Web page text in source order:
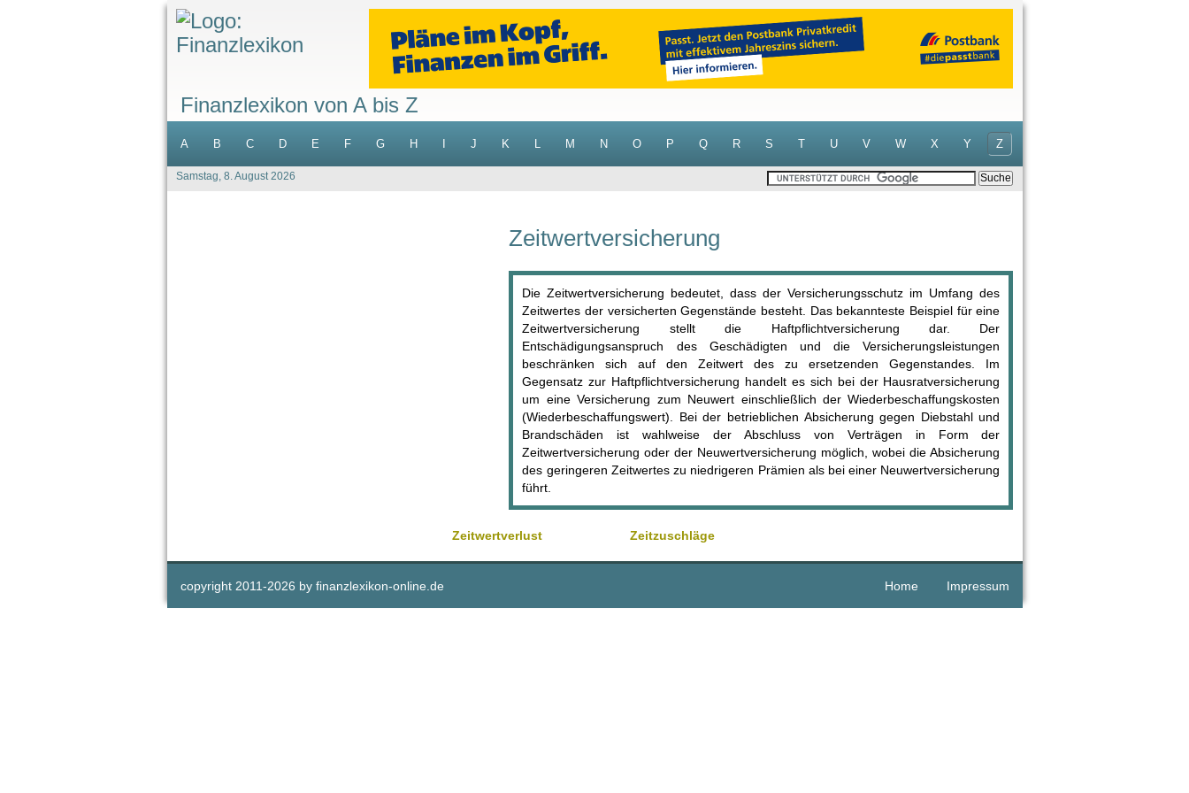
Finanzlexikon von A bis Z
A B C D E F G H J K L M N O P Q R S T U V W X Y Z
Samstag, 8. August 2026
Zeitwertversicherung
Die Zeitwertversicherung bedeutet, dass der Versicherungsschutz im Umfang des
Zeitwertes der versicherten Gegenstände besteht. Das bekannteste Beispiel für eine
Zeitwertversicherung stellt die Haftpflichtversicherung dar. Der
Entschädigungsanspruch des Geschädigten und die Versicherungsleistungen
beschränken sich auf den Zeitwert des zu ersetzenden Gegenstandes. Im
Gegensatz zur Haftpflichtversicherung handelt es sich bei der Hausratversicherung
um eine Versicherung zum Neuwert einschließlich der Wiederbeschaffungskosten
(Wiederbeschaffungswert). Bei der betrieblichen Absicherung gegen Diebstahl und
Brandschäden ist wahlweise der Abschluss von Verträgen in Form der
Zeitwertversicherung oder der Neuwertversicherung möglich, wobei die Absicherung
des geringeren Zeitwertes zu niedrigeren Prämien als bei einer Neuwertversicherung
führt.
Zeitwertverlust Zeitzuschläge
copyright 2011-2026 by finanzlexikon-online.de Home Impressum